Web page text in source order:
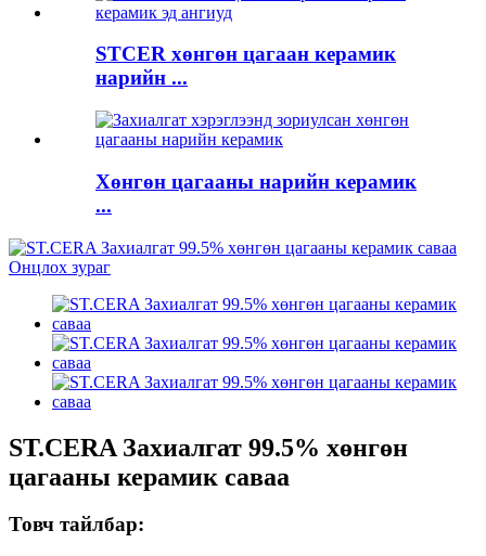
STCER хөнгөн цагаан керамик
нарийн ...
Хөнгөн цагааны нарийн керамик
...
ST.CERA Захиалгат 99.5% хөнгөн
цагааны керамик саваа
Товч тайлбар: